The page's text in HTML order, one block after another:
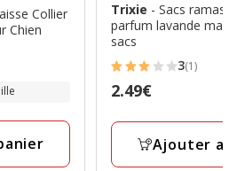
Collier
Chien
Trixie - Sacs
parfum lavande
sacs
3
étoiles
avec
avis
3(1)
Prix
2.49€
Ajouter